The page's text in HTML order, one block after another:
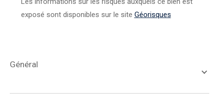
exposé sont disponibles sur le site Géorisques
général